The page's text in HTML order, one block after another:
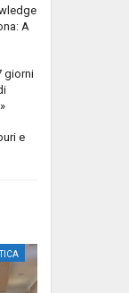
A
giorni
e